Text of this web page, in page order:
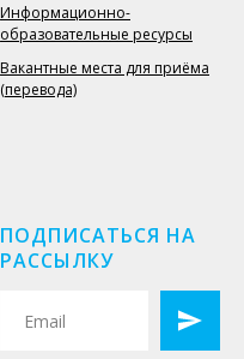
Информационно-
образовательные ресурсы
Вакантные места для приёма
(перевода)
ПОДПИСАТЬСЯ НА
РАССЫЛКУ